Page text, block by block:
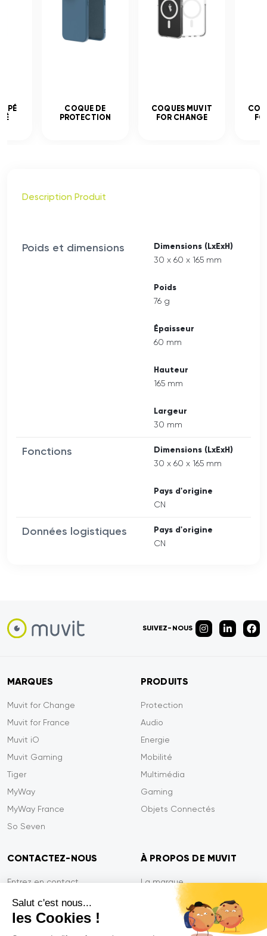
Salut c'est nous...
les Cookies !
COQUE DE
PROTECTION
COQUES MUVIT
FOR CHANGE
Description Produit
Poids et dimensions Dimensions (LxExH)
30 x 60 x 165 mm
Poids
76 g
Épaisseur
60 mm
Hauteur
165 mm
Largeur
30 mm
Fonctions Dimensions (LxExH)
30 x 60 x 165 mm
Pays d'origine
CN
Données logistiques Pays d'origine
CN
SUIVEZ-NOUS
MARQUES
Muvit for Change
Muvit for France
Muvit iO
Muvit Gaming
Tiger
MyWay
MyWay France
So Seven
PRODUITS
Protection
Audio
Energie
Mobilité
Multimédia
Gaming
Objets Connectés
CONTACTEZ-NOUS
Entrez en contact
Paiement sécurisé
Efficacité du service
Garantie Tiger
À PROPOS DE MUVIT
La marque
Confidentialité
Contactez-nous